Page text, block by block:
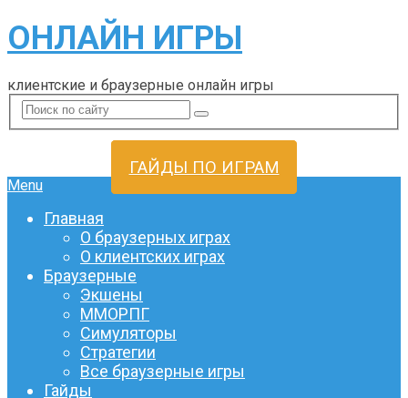
ОНЛАЙН ИГРЫ
клиентские и браузерные онлайн игры
ГАЙДЫ ПО ИГРАМ
Menu
Главная
О браузерных играх
О клиентских играх
Браузерные
Экшены
ММОРПГ
Симуляторы
Стратегии
Все браузерные игры
Гайды